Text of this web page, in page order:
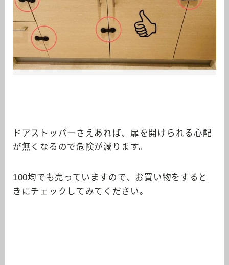
ドアストッパーさえあれば、扉を開けられる心配
が無くなるので危険が減ります。
100均でも売っていますので、お買い物をすると
きにチェックしてみてください。